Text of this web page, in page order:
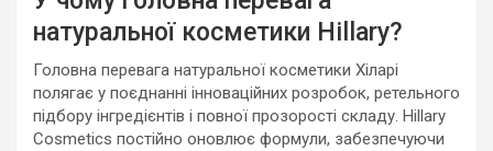
натуральної косметики Hillary?
Головна перевага натуральної косметики Хіларі
полягає у поєднанні інноваційних розробок, ретельного
підбору інгредієнтів і повної прозорості складу. Hillary
Cosmetics постійно оновлює формули, забезпечуючи